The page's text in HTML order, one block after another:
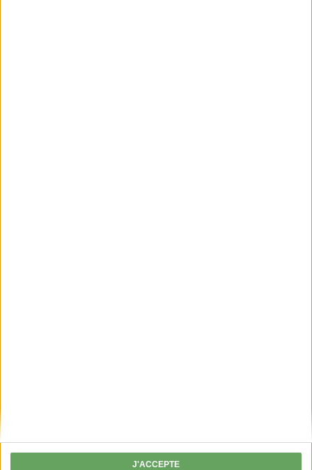
J'ACCEPTE
chasseurs